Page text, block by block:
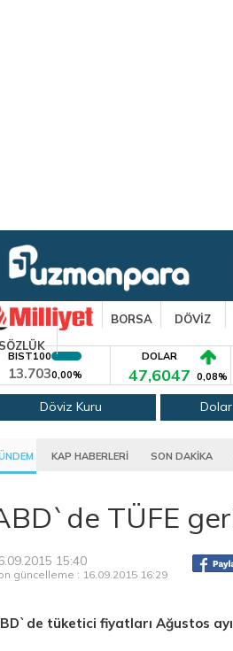
BORSA DÖVİZ
BIST100
13.7030,00%
DOLAR
47,6047 0,08%
Döviz Kuru
KAP HABERLERİ SON DAKİKA
TÜFE
15:40
güncelleme : 16.09.2015 16:29
tüketici fiyatları Ağustos